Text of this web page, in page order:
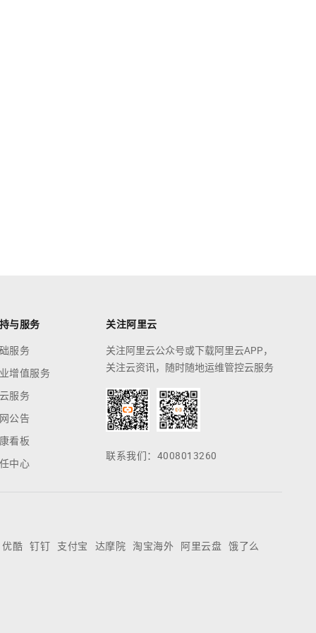
与服务
服务
增值服务
服务
公告
看板
中心
关注阿里云
关注阿里云公众号或下载阿里云APP，
关注云资讯，随时随地运维管控云服务
联系我们：4008013260
优酷 钉钉 支付宝 达摩院 淘宝海外 阿里云盘 饿了么